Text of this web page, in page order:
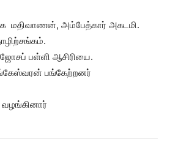
மதிவாணன், அம்பேத்கார் அகடமி.
பள்ளி ஆசிரியை.
பங்கேற்றனர்
வழங்கினார்